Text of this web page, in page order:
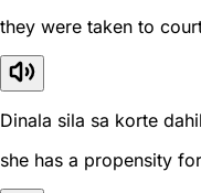
they were taken to
Dinala sila sa korte
she has a propensity